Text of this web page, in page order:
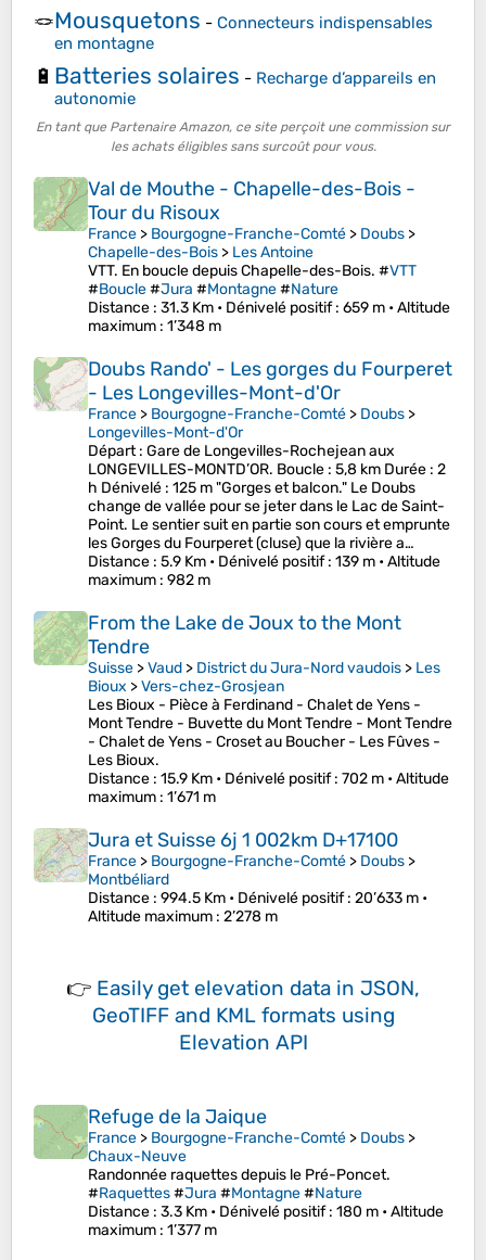
🪢Mousquetons - Connecteurs indispensables
en montagne
🔋 Batteries solaires - Recharge d’appareils en
autonomie
En tant que Partenaire Amazon, ce site perçoit une commission sur
les achats éligibles sans surcoût pour vous.
Val de Mouthe - Chapelle-des-Bois -
Tour du Risoux
France > Bourgogne-Franche-Comté > Doubs >
Chapelle-des-Bois > Les Antoine
VTT. En boucle depuis Chapelle-des-Bois. #VTT
#Boucle#Jura #Montagne#Nature
Distance : 31.3 Km • Dénivelé positif: 659 m •Altitude
maximum : 1’348 m
Doubs Rando' - Les gorges du Fourperet
- Les Longevilles-Mont-d'Or
France > Bourgogne-Franche-Comté > Doubs >
Longevilles-Mont-d'Or
Départ : Gare de Longevilles-Rochejean aux
LONGEVILLES-MONTD’OR. Boucle : 5,8 km Durée : 2
h Dénivelé : 125 m "Gorges et balcon." Le Doubs
change de vallée pour se jeter dans le Lac de Saint-
Point. Le sentier suit en partie son cours et emprunte
les Gorges du Fourperet (cluse) que la rivière a…
Distance : 5.9 Km • Dénivelé positif: 139 m •Altitude
maximum : 982 m
From the Lake de Joux to the Mont
Tendre
Suisse >Vaud > District du Jura-Nord vaudois > Les
Bioux >Vers-chez-Grosjean
Les Bioux - Pièce à Ferdinand - Chalet de Yens -
Mont Tendre - Buvette du Mont Tendre - Mont Tendre
- Chalet de Yens - Croset au Boucher - Les Fûves -
Les Bioux.
Distance : 15.9 Km • Dénivelé positif: 702 m •Altitude
maximum : 1’671 m
Jura et Suisse 6j 1 002km D+17100
France > Bourgogne-Franche-Comté > Doubs >
Montbéliard
Distance : 994.5 Km • Dénivelé positif: 20’633 m •
Altitude maximum : 2’278 m
👉 Easily get elevation data in JSON,
GeoTIFF and KML formats using
Elevation API
Refuge de la Jaique
France > Bourgogne-Franche-Comté > Doubs >
Chaux-Neuve
Randonnée raquettes depuis le Pré-Poncet.
#Raquettes#Jura #Montagne#Nature
Distance : 3.3 Km • Dénivelé positif: 180 m •Altitude
maximum : 1’377 m